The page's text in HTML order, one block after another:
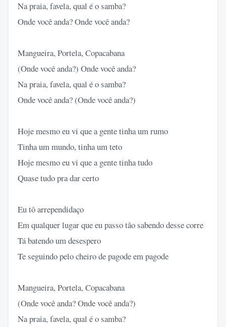
Na praia, favela, qual é o samba?
Onde você anda? Onde você anda?
Mangueira, Portela, Copacabana
(Onde você anda?) Onde você anda?
Na praia, favela, qual é o samba?
Onde você anda? (Onde você anda?)
Hoje mesmo eu vi que a gente tinha um rumo
Tinha um mundo, tinha um teto
Hoje mesmo eu vi que a gente tinha tudo
Quase tudo pra dar certo
Eu tô arrependidaço
Em qualquer lugar que eu passo tão sabendo desse corre
Tá batendo um desespero
Te seguindo pelo cheiro de pagode em pagode
Mangueira, Portela, Copacabana
(Onde você anda? Onde você anda?)
Na praia, favela, qual é o samba?